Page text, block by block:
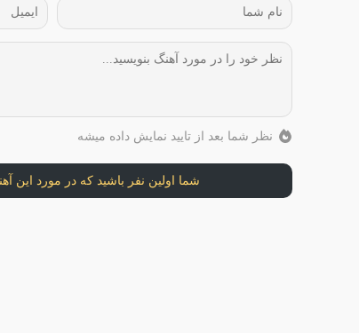
نظر شما بعد از تایید نمایش داده میشه
شما اولین نفر باشید که در مورد این